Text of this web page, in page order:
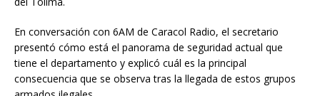
En conversación con 6AM de Caracol Radio, el secretario
presentó cómo está el panorama de seguridad actual que
tiene el departamento y explicó cuál es la principal
consecuencia que se observa tras la llegada de estos grupos